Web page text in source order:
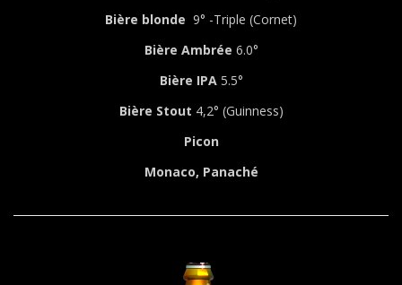
Bière blonde 9° -Triple (Cornet)
Bière Ambrée 6.0°
Bière IPA5.5°
Bière Stout 4,2° (Guinness)
Picon
Monaco, Panaché